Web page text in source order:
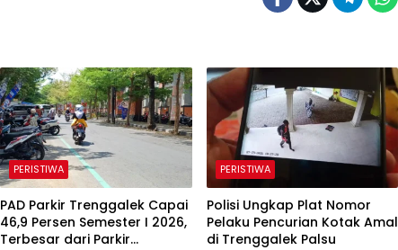
PERISTIWA
PAD Parkir Trenggalek Capai
46,9 Persen Semester I 2026,
Terbesar dari Parkir
PERISTIWA
Polisi Ungkap Plat Nomor
Pelaku Pencurian Kotak Amal
di Trenggalek Palsu